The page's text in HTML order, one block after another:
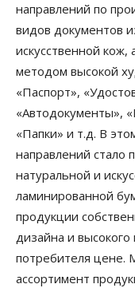
направлений по
видов документов
искусственной кож,
методом высокой
«Паспорт»,
«Автодокументы»,
«Папки» и т.д. В
направлений стало
натуральной и
ламинированной
продукции
дизайна и высокого
потребителя
ассортимент